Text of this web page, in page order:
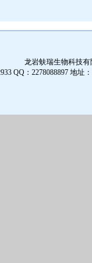
龙岩蚨瑞生物科技
QQ：2278088897 地